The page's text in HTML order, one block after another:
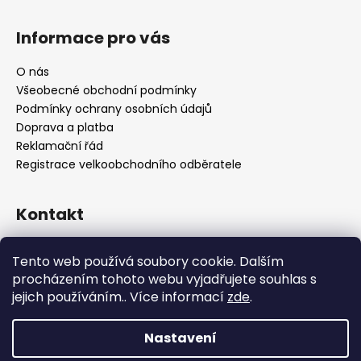
Tento web používá soubory cookie. Dalším
procházením tohoto webu vyjadřujete souhlas s
jejich používáním.. Více informací zde.
Nastavení
Informace pro vás
O nás
Všeobecné obchodní podmínky
Podmínky ochrany osobních údajů
Doprava a platba
Reklamační řád
Registrace velkoobchodního odběratele
Kontakt
+420222744000